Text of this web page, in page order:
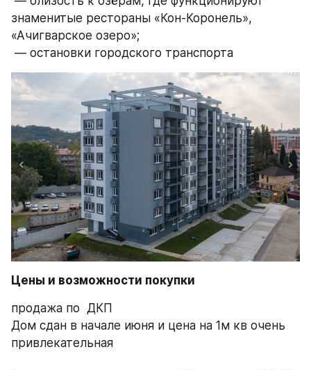
знаменитые рестораны «Кон-Коронель»,
«Ачигварское озеро»;
— остановки городского транспорта
Цены и возможности покупки
продажа по  ДКП
Дом сдан в начале июня и цена на 1м кв очень
привлекательная